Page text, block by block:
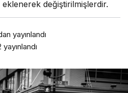
değiştirilmişlerdir.
yayınlandı
yayınlandı